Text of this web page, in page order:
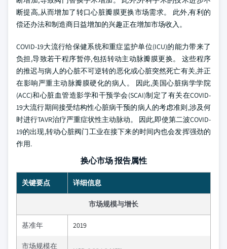
断提高,从而增加了转口心脏瓣膜更换市场需求。 此外,有利的
偿还办法和制造商日益增加的兴趣正在增加市场收入。
COVID-19大流行给保健系统和重症监护单位(ICU)的能力带来了
负担,导致若干程序暂停,包括转动主动脉瓣膜更换。 这些程序
的推迟与病人的心脏不可逆转的恶化或心脏突然死亡有关,并正
在影响严重主动脉瓣膜硬化的病人。 因此,美国心脏病学学院
(ACC)和心脏血管造影学和干预学会(SCAI)制定了有关在COVID-
19大流行期间接受结构性心脏病干预的病人的考虑准则,涉及何
时进行TAVR治疗严重症状性主动脉动。 因此,即使第二波COVID-
19的出现,转动心脏阀门工业在接下来的时间内也会发挥强劲的
作用.
换心市场 报告属性
关键要点 详细信息
市场规模与增长
基准年 2019
市场规模在